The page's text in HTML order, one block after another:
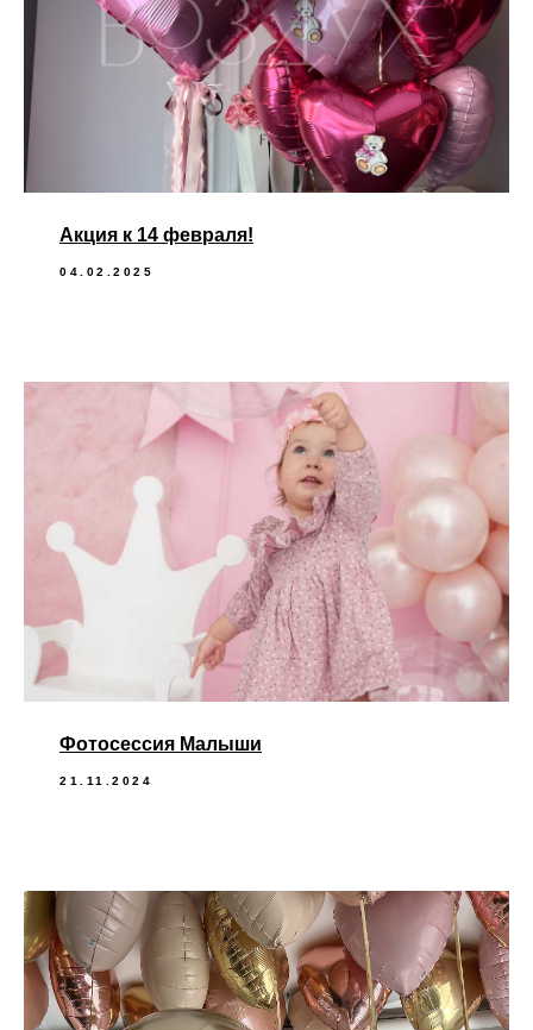
Акция к 14 февраля!
04.02.2025
Фотосессия Малыши
21.11.2024